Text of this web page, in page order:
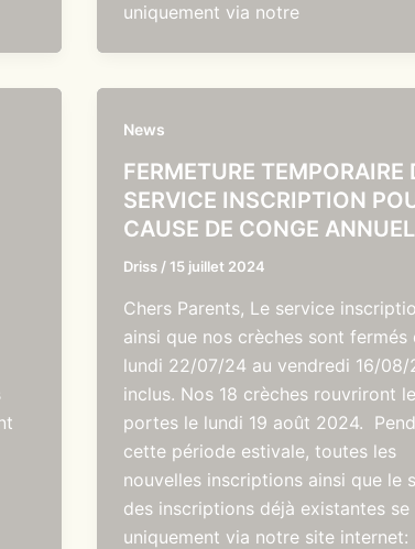
uniquement via notre
News
FERMETURE TEMPORAIRE
SERVICE INSCRIPTION
CAUSE DE CONGE ANNUEL
Driss / 15 juillet 2024
Chers Parents, Le service
ainsi que nos crèches sont fermés
lundi 22/07/24 au vendredi 16/08/
inclus. Nos 18 crèches rouvriront
portes le lundi 19 août 2024.
cette période estivale, toutes les
nouvelles inscriptions ainsi que le
des inscriptions déjà existantes
uniquement via notre site internet: